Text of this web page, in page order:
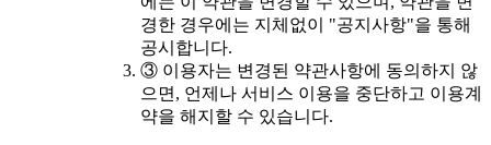
경한 경우에는 지체없이 "공지사항"을 통해
공시합니다.
③ 이용자는 변경된 약관사항에 동의하지 않
으면, 언제나 서비스 이용을 중단하고 이용계
약을 해지할 수 있습니다.